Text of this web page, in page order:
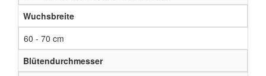
Wuchsbreite
60 - 70 cm
Blütendurchmesser